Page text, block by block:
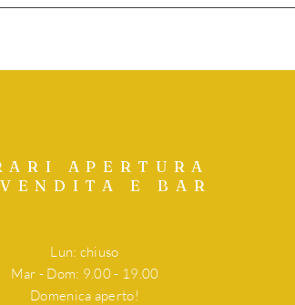
APERTURA
E BAR
Lun: chiuso
Mar - Dom: 9.00 - 19.00
Domenica aperto!